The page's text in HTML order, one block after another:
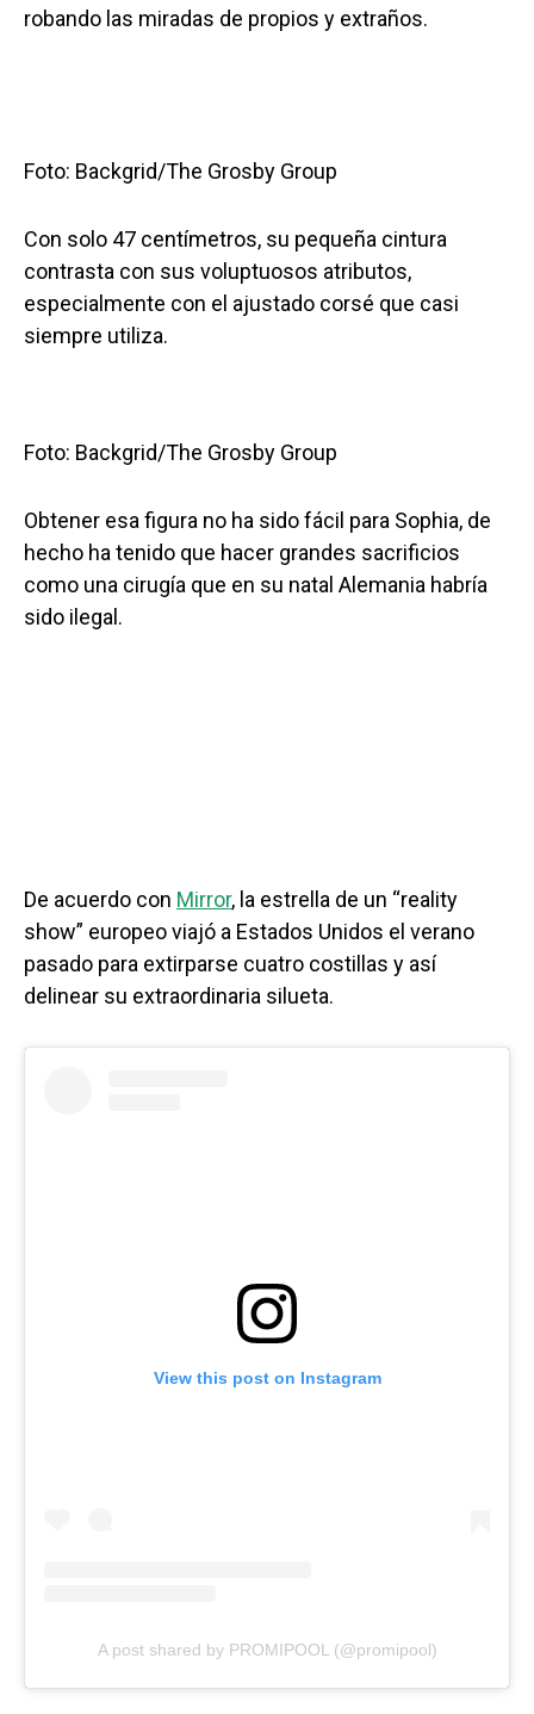
robando las miradas de propios y extraños.
Foto: Backgrid/The Grosby Group
Con solo 47 centímetros, su pequeña cintura
contrasta con sus voluptuosos atributos,
especialmente con el ajustado corsé que casi
siempre utiliza.
Foto: Backgrid/The Grosby Group
Obtener esa figura no ha sido fácil para Sophia, de
hecho ha tenido que hacer grandes sacrificios
como una cirugía que en su natal Alemania habría
sido ilegal.
De acuerdo con Mirror, la estrella de un “reality
show” europeo viajó a Estados Unidos el verano
pasado para extirparse cuatro costillas y así
delinear su extraordinaria silueta.
View this post on Instagram
A post shared by PROMIPOOL (@promipool)